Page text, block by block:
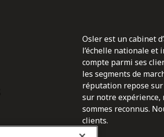
Osler est un cabinet
l’échelle nationale et
compte parmi ses
les segments de
réputation repose sur
sur notre
sommes reconnus.
clients.